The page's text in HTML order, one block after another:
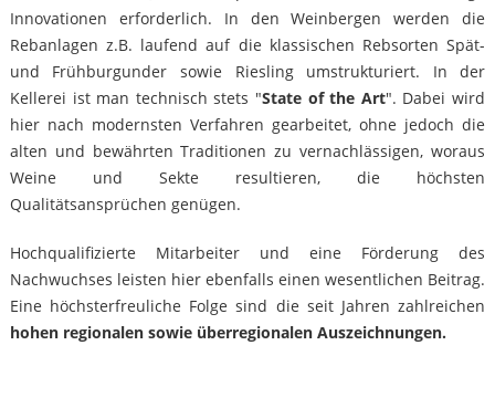
Innovationen erforderlich. In den Weinbergen werden die
Rebanlagen z.B. laufend auf die klassischen Rebsorten Spät-
und Frühburgunder sowie Riesling umstrukturiert. In der
Kellerei ist man technisch stets "State of the Art". Dabei wird
hier nach modernsten Verfahren gearbeitet, ohne jedoch die
alten und bewährten Traditionen zu vernachlässigen, woraus
Weine und Sekte resultieren, die höchsten
Qualitätsansprüchen genügen.
Hochqualifizierte Mitarbeiter und eine Förderung des
Nachwuchses leisten hier ebenfalls einen wesentlichen Beitrag.
Eine höchsterfreuliche Folge sind die seit Jahren zahlreichen
hohen regionalen sowie überregionalen Auszeichnungen.